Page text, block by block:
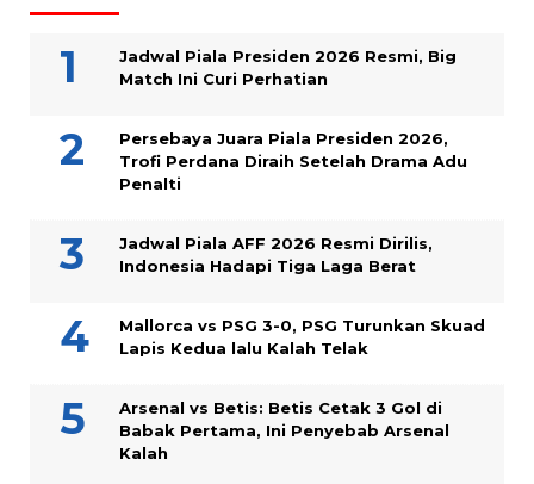
Jadwal Piala Presiden 2026 Resmi, Big
Match Ini Curi Perhatian
Persebaya Juara Piala Presiden 2026,
Trofi Perdana Diraih Setelah Drama Adu
Penalti
Jadwal Piala AFF 2026 Resmi Dirilis,
Indonesia Hadapi Tiga Laga Berat
Mallorca vs PSG 3-0, PSG Turunkan Skuad
Lapis Kedua lalu Kalah Telak
Arsenal vs Betis: Betis Cetak 3 Gol di
Babak Pertama, Ini Penyebab Arsenal
Kalah